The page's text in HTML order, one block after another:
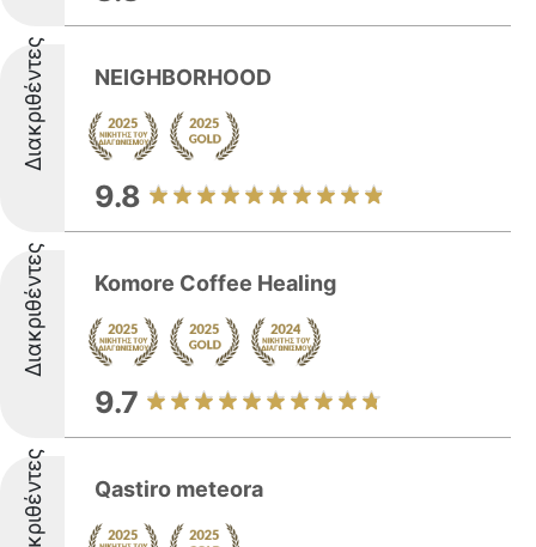
Διακριθέντες NEIGHBORHOOD
9.8
Διακριθέντες Komore Coffee Healing
9.7
Διακριθέντες Qastiro meteora